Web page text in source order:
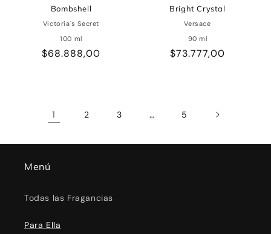
Bombshell
Victoria's Secret
100 ml
Precio
$68.888,00
Bright Crystal
Versace
90 ml
Precio
$73.777,00
1 2 3 … 5
Menú
Todas las Fragancias
Para Ella